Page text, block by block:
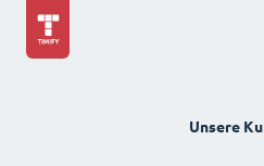
Unsere